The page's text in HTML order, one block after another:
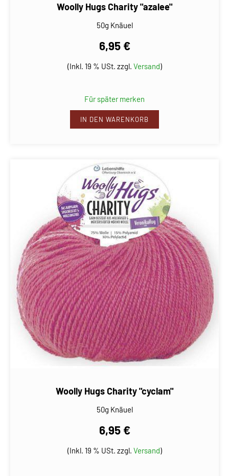
Woolly Hugs Charity "azalee"
50g Knäuel
6,95 €
(Inkl. 19 % USt. zzgl. Versand)
Für später merken
IN DEN WARENKORB
Woolly Hugs Charity "cyclam"
50g Knäuel
6,95 €
(Inkl. 19 % USt. zzgl. Versand)